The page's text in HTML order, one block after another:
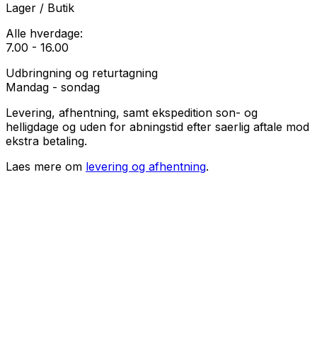
Lager / Butik
Alle hverdage:
7.00 - 16.00
Udbringning og returtagning
Mandag - sondag
Levering, afhentning, samt ekspedition son- og
helligdage og uden for abningstid efter saerlig aftale mod
ekstra betaling.
Laes mere om levering og afhentning.